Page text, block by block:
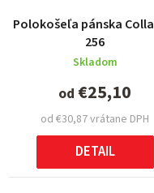
Polokošeľa pánska
256
Skladom
od €30,87 vrátane DPH
od €25,10
DETAIL